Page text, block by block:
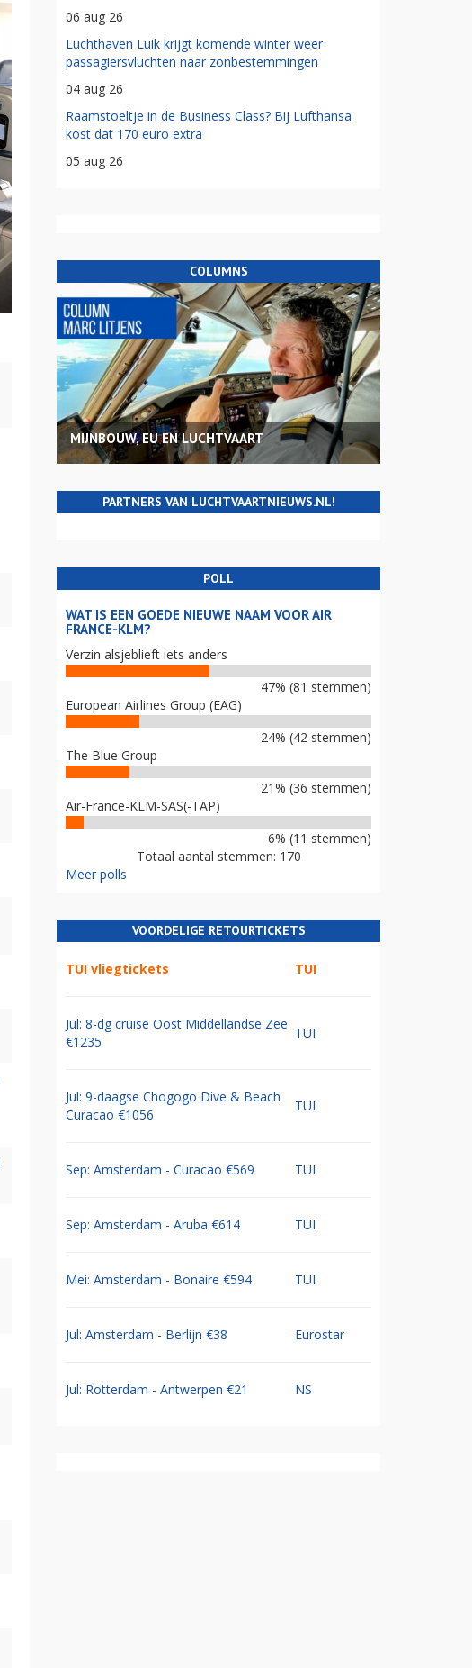
06 aug 26
Luchthaven Luik krijgt komende winter weer
passagiersvluchten naar zonbestemmingen
04 aug 26
Raamstoeltje in de Business Class? Bij Lufthansa
kost dat 170 euro extra
05 aug 26
COLUMNS
MIJNBOUW, EU EN LUCHTVAART
PARTNERS VAN LUCHTVAARTNIEUWS.NL!
POLL
WAT IS EEN GOEDE NIEUWE NAAM VOOR AIR
FRANCE-KLM?
Verzin alsjeblieft iets anders
47% (81 stemmen)
European Airlines Group (EAG)
24% (42 stemmen)
The Blue Group
21% (36 stemmen)
Air-France-KLM-SAS(-TAP)
6% (11 stemmen)
Totaal aantal stemmen: 170
Meer polls
VOORDELIGE RETOURTICKETS
TUI vliegtickets TUI
Jul: 8-dg cruise Oost Middellandse Zee
€1235
TUI
Jul: 9-daagse Chogogo Dive & Beach
Curacao €1056
TUI
Sep: Amsterdam - Curacao €569 TUI
Sep: Amsterdam - Aruba €614 TUI
Mei: Amsterdam - Bonaire €594 TUI
Jul: Amsterdam - Berlijn €38 Eurostar
Jul: Rotterdam - Antwerpen €21 NS